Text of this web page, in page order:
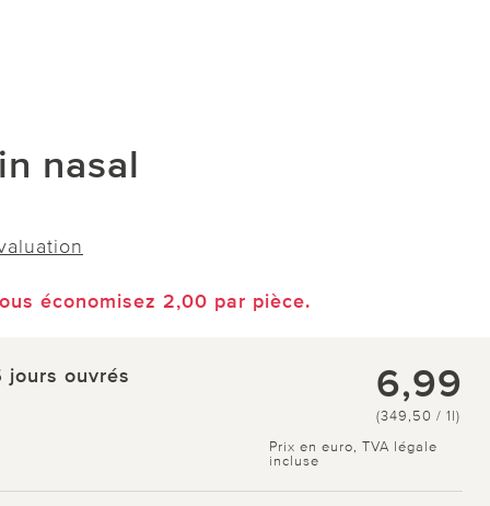
nasal
économisez 2,00 par pièce.
jours ouvrés 6,99
(349,50 / 1l)
Prix en euro, TVA légale
incluse